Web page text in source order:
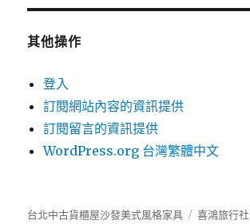
其他操作
登入
訂閱網站內容的資訊提供
訂閱留言的資訊提供
WordPress.org 台灣繁體中文
台北中古貨櫃屋沙發美式風格家具 喜鴻旅行社